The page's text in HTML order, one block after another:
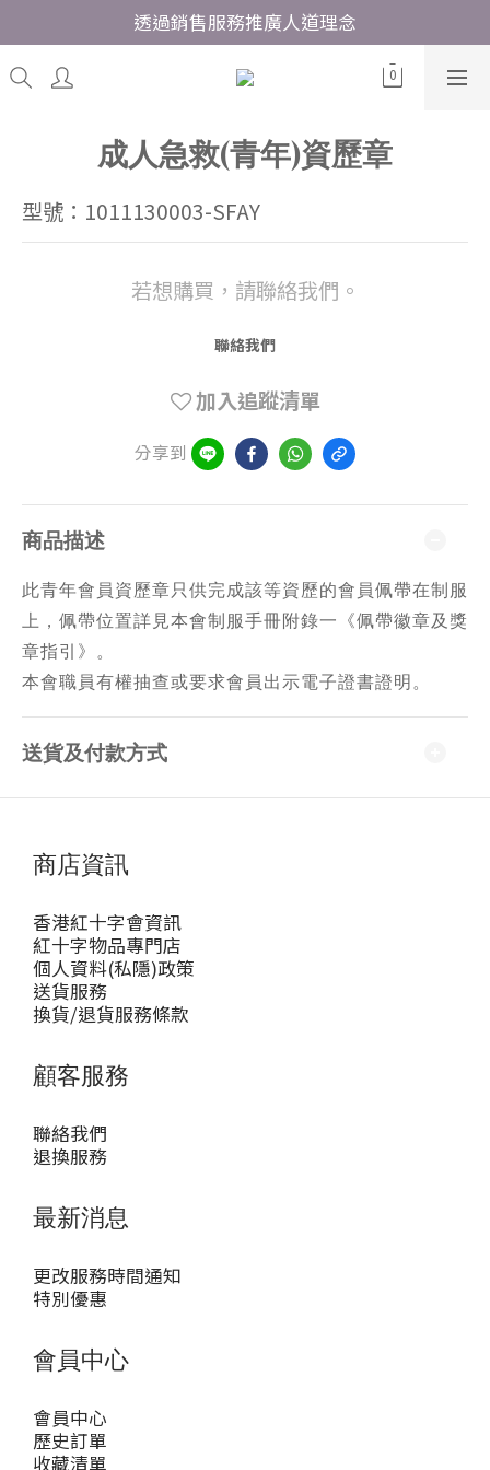
透過銷售服務推廣人道理念
成人急救(青年)資歷章
型號：1011130003-SFAY
若想購買，請聯絡我們。
聯絡我們
加入追蹤清單
分享到
商品描述
此青年會員資歷章只供完成該等資歷的會員佩帶在制服
上，佩帶位置詳見本會制服手冊附錄一《佩帶徽章及獎
章指引》。
本會職員有權抽查或要求會員出示電子證書證明。
送貨及付款方式
商店資訊
香港紅十字會資訊
紅十字物品專門店
個人資料(私隱)政策
送貨服務
換貨/退貨服務條款
顧客服務
聯絡我們
退換服務
最新消息
更改服務時間通知
特別優惠
會員中心
會員中心
歷史訂單
收藏清單